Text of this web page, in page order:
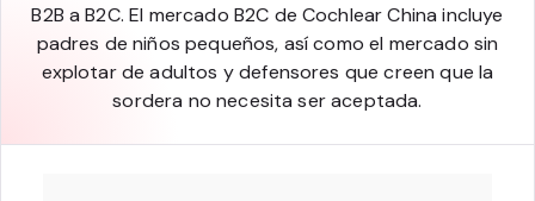
B2B a B2C. El mercado B2C de Cochlear China incluye
padres de niños pequeños, así como el mercado sin
explotar de adultos y defensores que creen que la
sordera no necesita ser aceptada.